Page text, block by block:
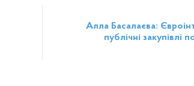
Алла Басалаєва:
публічні